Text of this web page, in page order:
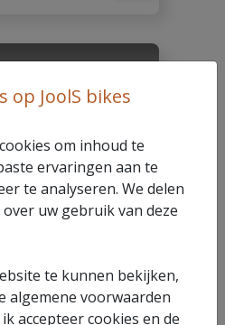
op JoolS bikes
om inhoud te
ervaringen aan te
te analyseren. We delen
uw gebruik van deze
te kunnen bekijken,
algemene voorwaarden
accepteer cookies en de
maat S